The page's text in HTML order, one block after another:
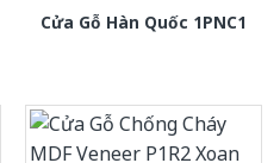
Cửa Gỗ Hàn Quốc 1PNC1